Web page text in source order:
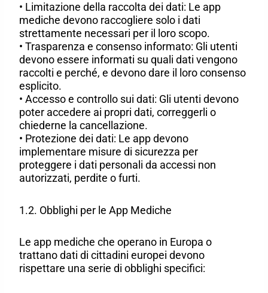
• Limitazione della raccolta dei dati: Le app
mediche devono raccogliere solo i dati
strettamente necessari per il loro scopo.
• Trasparenza e consenso informato: Gli utenti
devono essere informati su quali dati vengono
raccolti e perché, e devono dare il loro consenso
esplicito.
• Accesso e controllo sui dati: Gli utenti devono
poter accedere ai propri dati, correggerli o
chiederne la cancellazione.
• Protezione dei dati: Le app devono
implementare misure di sicurezza per
proteggere i dati personali da accessi non
autorizzati, perdite o furti.
1.2. Obblighi per le App Mediche
Le app mediche che operano in Europa o
trattano dati di cittadini europei devono
rispettare una serie di obblighi specifici: